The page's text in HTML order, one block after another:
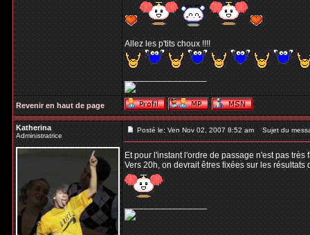
Allez les p'tits choux !!!!
_________________
Revenir en haut de page
Katherina
Administratrice
Posté le: Ven Nov 02, 2007 8:52 am Sujet du
Et pour l'instant l'ordre de passage n'est pas
Vers 20h, on devrait êtres fixées sur les résultats
_________________